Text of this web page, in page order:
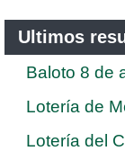
Ultimos
Baloto 8 de
Lotería de
Lotería del